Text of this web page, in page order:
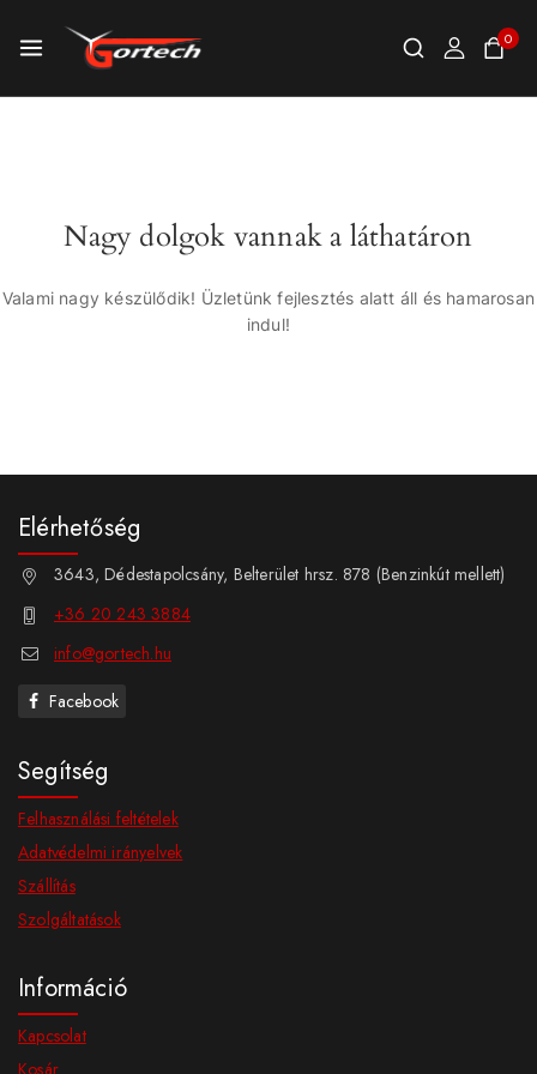
0
Nagy dolgok vannak a láthatáron
Valami nagy készülődik! Üzletünk fejlesztés alatt áll és hamarosan
indul!
Elérhetőség
3643, Dédestapolcsány, Belterület hrsz. 878 (Benzinkút mellett)
+36 20 243 3884
info@gortech.hu
Facebook
Segítség
Felhasználási feltételek
Adatvédelmi irányelvek
Szállítás
Szolgáltatások
Információ
Kapcsolat